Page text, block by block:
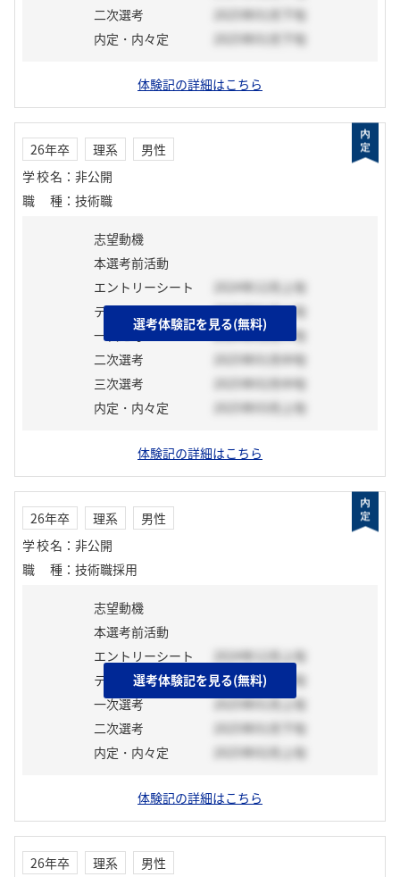
二次選考
2025年01月下旬
内定・内々定
2025年01月下旬
体験記の詳細はこちら
26年卒 理系
男性
学校名 ： 非公開
職種 ： 技術職
志望動機
本選考前活動
エントリーシート
2024年12月上旬
テスト
2025年01月上旬
一次選考
2024年12月下旬
二次選考
2025年01月中旬
三次選考
2025年02月中旬
内定・内々定
2025年03月上旬
体験記の詳細はこちら
選考体験記を見る(無料)
26年卒 理系
男性
学校名 ： 非公開
職種 ： 技術職採用
志望動機
本選考前活動
エントリーシート
2024年12月上旬
テスト
2024年12月中旬
一次選考
2025年01月上旬
二次選考
2025年01月下旬
内定・内々定
2025年02月上旬
体験記の詳細はこちら
選考体験記を見る(無料)
26年卒 理系 男性